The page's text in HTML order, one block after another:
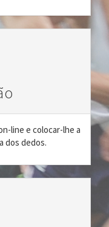
line e colocar-lhe a
dos dedos.